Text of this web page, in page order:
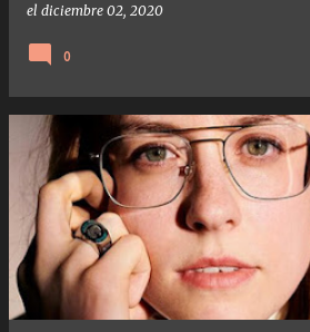
el diciembre 02, 2020
0